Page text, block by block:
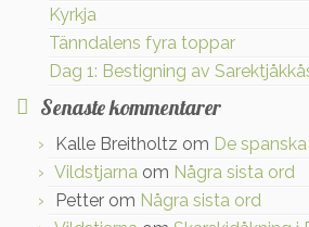
Kyrkja
Tänndalens fyra toppar
Dag 1: Bestigning av
Senaste kommentarer
Kalle Breitholtz om De
Vildstjarna om Några sista ord
Petter om Några sista ord